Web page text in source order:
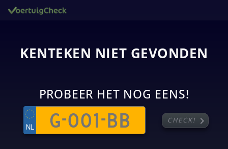
KENTEKEN NIET GEVONDEN
PROBEER HET NOG EENS!
CHECK! chevron_right